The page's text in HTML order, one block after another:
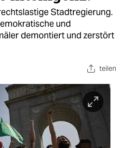
Stadtregierung.
und
demontiert und zerstört
teilen